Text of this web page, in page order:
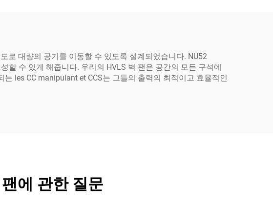
로 대량의 공기를 이동할 수 있도록 설계되었습니다. NU52
할 수 있게 해줍니다. 우리의 HVLS 벽 팬은 공간의 모든 구석에
les CC manipulant et CCS는 그들의 출력의 최적이고 효율적인
에 관한 질문